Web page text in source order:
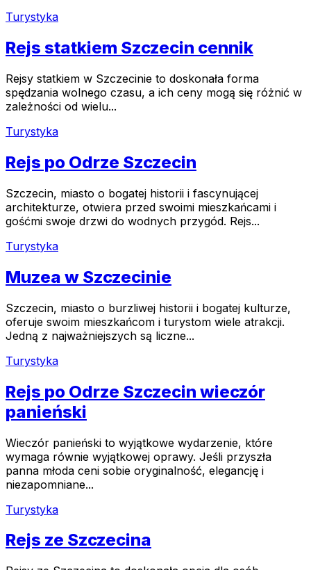
Turystyka
Rejs statkiem Szczecin cennik
Rejsy statkiem w Szczecinie to doskonała forma
spędzania wolnego czasu, a ich ceny mogą się różnić w
zależności od wielu...
Turystyka
Rejs po Odrze Szczecin
Szczecin, miasto o bogatej historii i fascynującej
architekturze, otwiera przed swoimi mieszkańcami i
gośćmi swoje drzwi do wodnych przygód. Rejs...
Turystyka
Muzea w Szczecinie
Szczecin, miasto o burzliwej historii i bogatej kulturze,
oferuje swoim mieszkańcom i turystom wiele atrakcji.
Jedną z najważniejszych są liczne...
Turystyka
Rejs po Odrze Szczecin wieczór
panieński
Wieczór panieński to wyjątkowe wydarzenie, które
wymaga równie wyjątkowej oprawy. Jeśli przyszła
panna młoda ceni sobie oryginalność, elegancję i
niezapomniane...
Turystyka
Rejs ze Szczecina